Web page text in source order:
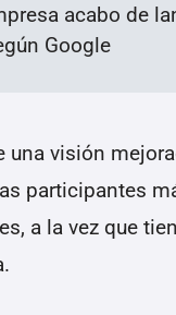
acabo de
Google
una visión
participantes
a la vez que